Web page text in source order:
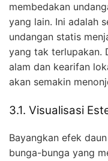
membedakan
yang lain. Ini adalah
undangan statis
yang tak terlupakan.
alam dan kearifan
akan semakin
3.1. Visualisasi
Bayangkan efek
bunga-bunga yang